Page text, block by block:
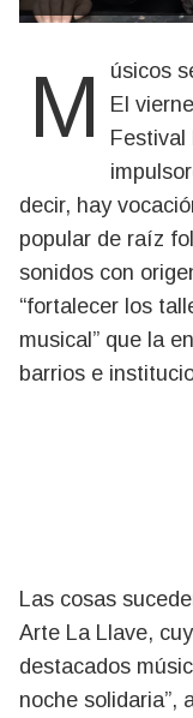
Músicos se reunirán para ayudar músicos.
El
Festival
decir, hay
popular de raíz
sonidos con
“fortalecer los
musical” que la
barrios e
Las cosas
Arte La Llave,
destacados
noche solidaria”,